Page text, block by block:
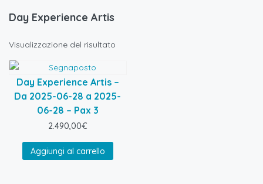
Day Experience Artis
Visualizzazione del risultato
Day Experience Artis –
Da 2025-06-28 a 2025-
06-28 – Pax 3
2.490,00€
Aggiungi al carrello